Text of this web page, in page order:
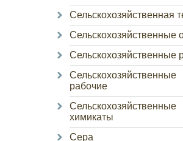
Сельскохозяйственная
Сельскохозяйственные
Сельскохозяйственные
Сельскохозяйственные
рабочие
Сельскохозяйственные
химикаты
Сера